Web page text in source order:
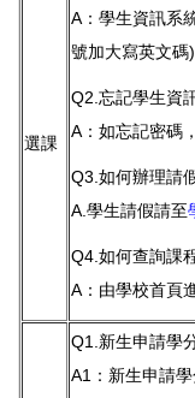
選課
A：學生資訊系
號加大寫英文碼)
Q2.忘記學生資
A：如忘記密碼
Q3.如何辦理請
A.學生請假請至
Q4.如何查詢課
A：由學校首頁
Q1.新生申請學
A1：新生申請